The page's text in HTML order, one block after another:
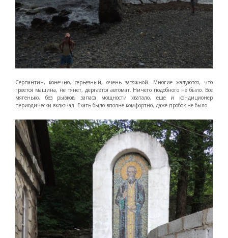
Серпантин, конечно, серьезный, очень затяжной. Многие жалуются, что
греется машина, не тянет, дергается автомат. Ничего подобного не было. Все
мягенько, без рывков, запаса мощности хватало, еще и кондиционер
периодически включал. Ехать было вполне комфортно, даже пробок не было.